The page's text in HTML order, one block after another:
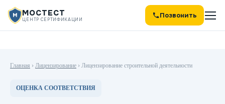
МОСТЕСТ
ЦЕНТР СЕРТИФИКАЦИИ Позвонить
Главная › Лицензирование › Лицензирование строительной деятельности
ОЦЕНКА СООТВЕТСТВИЯ